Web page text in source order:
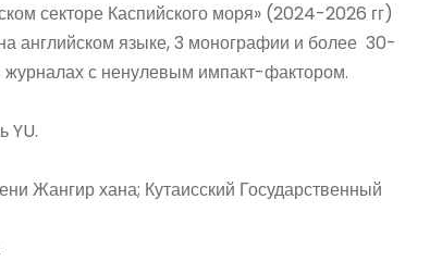
секторе Каспийского моря» (2024-2026 гг)
английском языке, 3 монографии и более 30-
журналах с ненулевым импакт-фактором.
YU.
Жангир хана; Кутаисский Государственный